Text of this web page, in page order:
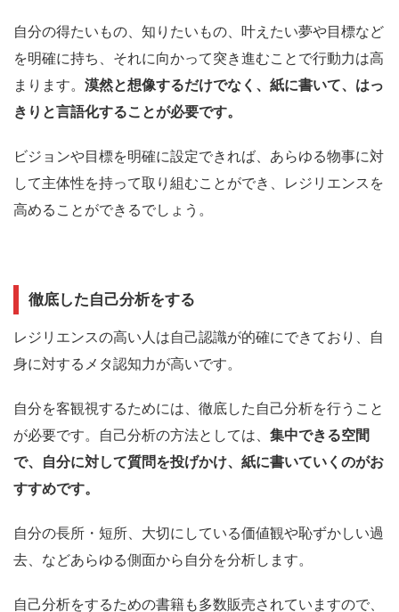
自分の得たいもの、知りたいもの、叶えたい夢や目標など
を明確に持ち、それに向かって突き進むことで行動力は高
まります。 漠然と想像するだけでなく、紙に書いて、はっ
きりと言語化することが必要です。
ビジョンや目標を明確に設定できれば、あらゆる物事に対
して主体性を持って取り組むことができ、レジリエンスを
高めることができるでしょう。
徹底した自己分析をする
レジリエンスの高い人は自己認識が的確にできており、自
身に対するメタ認知力が高いです。
自分を客観視するためには、徹底した自己分析を行うこと
が必要です。 自己分析の方法としては、 集中できる空間
で、自分に対して質問を投げかけ、紙に書いていくのがお
すすめです。
自分の長所・短所、大切にしている価値観や恥ずかしい過
去、などあらゆる側面から自分を分析します。
自己分析をするための書籍も多数販売されていますので、